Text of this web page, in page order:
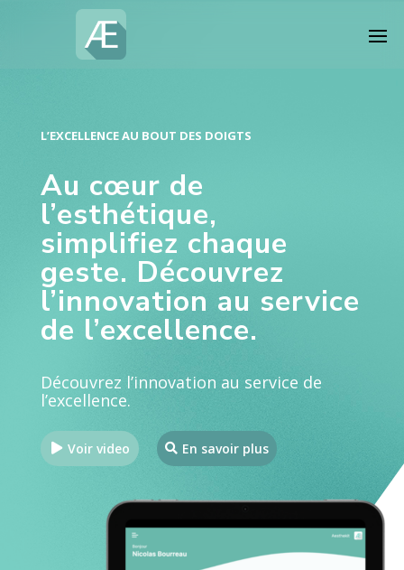
L’EXCELLENCE AU BOUT DES DOIGTS
Au cœur de
l’esthétique,
simplifiez chaque
geste. Découvrez
l’innovation au service
de l’excellence.
Découvrez l’innovation au service de
l’excellence.
Voir video En savoir plus